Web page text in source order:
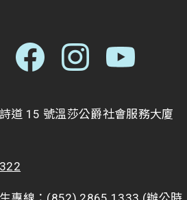
道 15 號溫莎公爵社會服務大廈